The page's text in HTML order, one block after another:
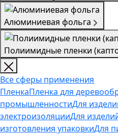
Алюминиевая фольга
Полиимидные пленки
Все сферы применения
ПленкаПленка для
промышленностиДля
электроизоляцииДля
изготовления упаковкиДля